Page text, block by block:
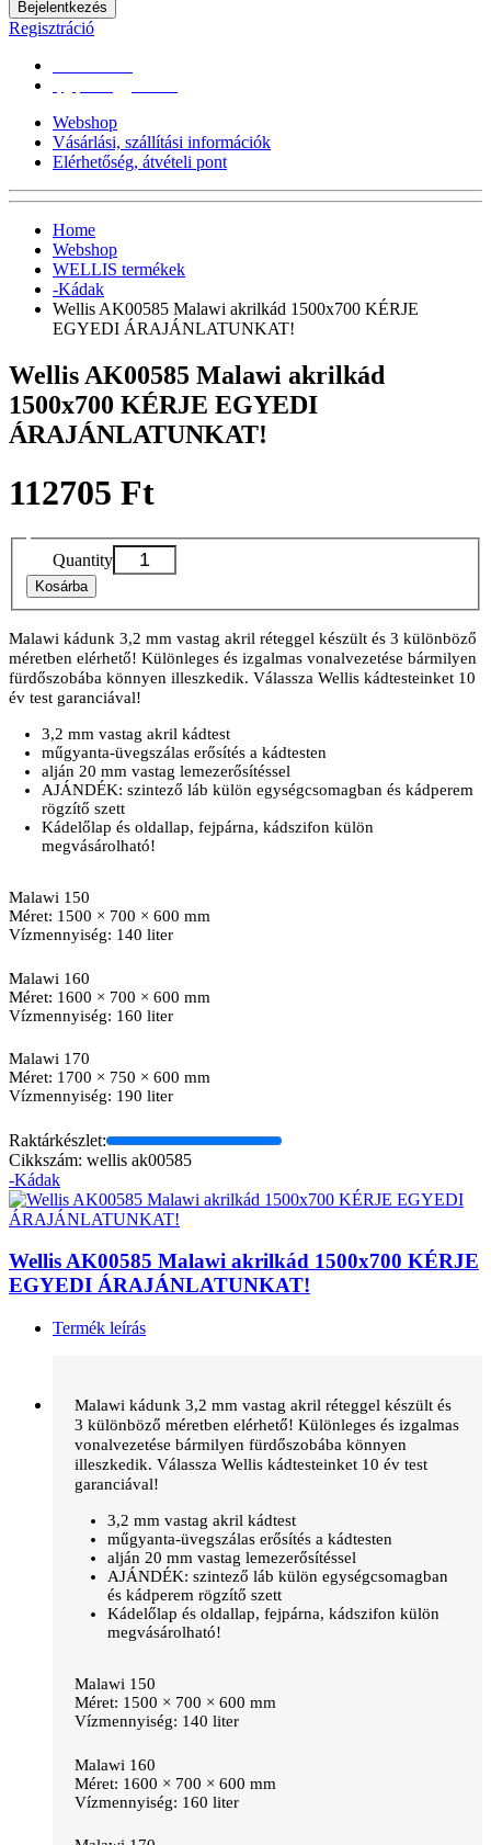
Bejelentkezés
Regisztráció
Webshop
Vásárlási, szállítási információk
Elérhetőség, átvételi pont
Home
Webshop
WELLIS termékek
-Kádak
Wellis AK00585 Malawi akrilkád 1500x700 KÉRJE
EGYEDI ÁRAJÁNLATUNKAT!
Wellis AK00585 Malawi akrilkád
1500x700 KÉRJE EGYEDI
ÁRAJÁNLATUNKAT!
112705 Ft
Quantity
Kosárba
Malawi kádunk 3,2 mm vastag akril réteggel készült és 3 különböző
méretben elérhető! Különleges és izgalmas vonalvezetése bármilyen
fürdőszobába könnyen illeszkedik. Válassza Wellis kádtesteinket 10
év test garanciával!
3,2 mm vastag akril kádtest
műgyanta-üvegszálas erősítés a kádtesten
alján 20 mm vastag lemezerősítéssel
AJÁNDÉK: szintező láb külön egységcsomagban és kádperem
rögzítő szett
Kádelőlap és oldallap, fejpárna, kádszifon külön
megvásárolható!
Malawi 150
Méret: 1500 × 700 × 600 mm
Vízmennyiség: 140 liter
Malawi 160
Méret: 1600 × 700 × 600 mm
Vízmennyiség: 160 liter
Malawi 170
Méret: 1700 × 750 × 600 mm
Vízmennyiség: 190 liter
Raktárkészlet:
Cikkszám: wellis ak00585
-Kádak
Wellis AK00585 Malawi akrilkád 1500x700 KÉRJE
EGYEDI ÁRAJÁNLATUNKAT!
Termék leírás
Malawi kádunk 3,2 mm vastag akril réteggel készült és
3 különböző méretben elérhető! Különleges és izgalmas
vonalvezetése bármilyen fürdőszobába könnyen
illeszkedik. Válassza Wellis kádtesteinket 10 év test
garanciával!
3,2 mm vastag akril kádtest
műgyanta-üvegszálas erősítés a kádtesten
alján 20 mm vastag lemezerősítéssel
AJÁNDÉK: szintező láb külön egységcsomagban
és kádperem rögzítő szett
Kádelőlap és oldallap, fejpárna, kádszifon külön
megvásárolható!
Malawi 150
Méret: 1500 × 700 × 600 mm
Vízmennyiség: 140 liter
Malawi 160
Méret: 1600 × 700 × 600 mm
Vízmennyiség: 160 liter